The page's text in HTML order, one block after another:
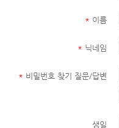
* 이름
* 닉네임
* 비밀번호 찾기 질문/답변
생일